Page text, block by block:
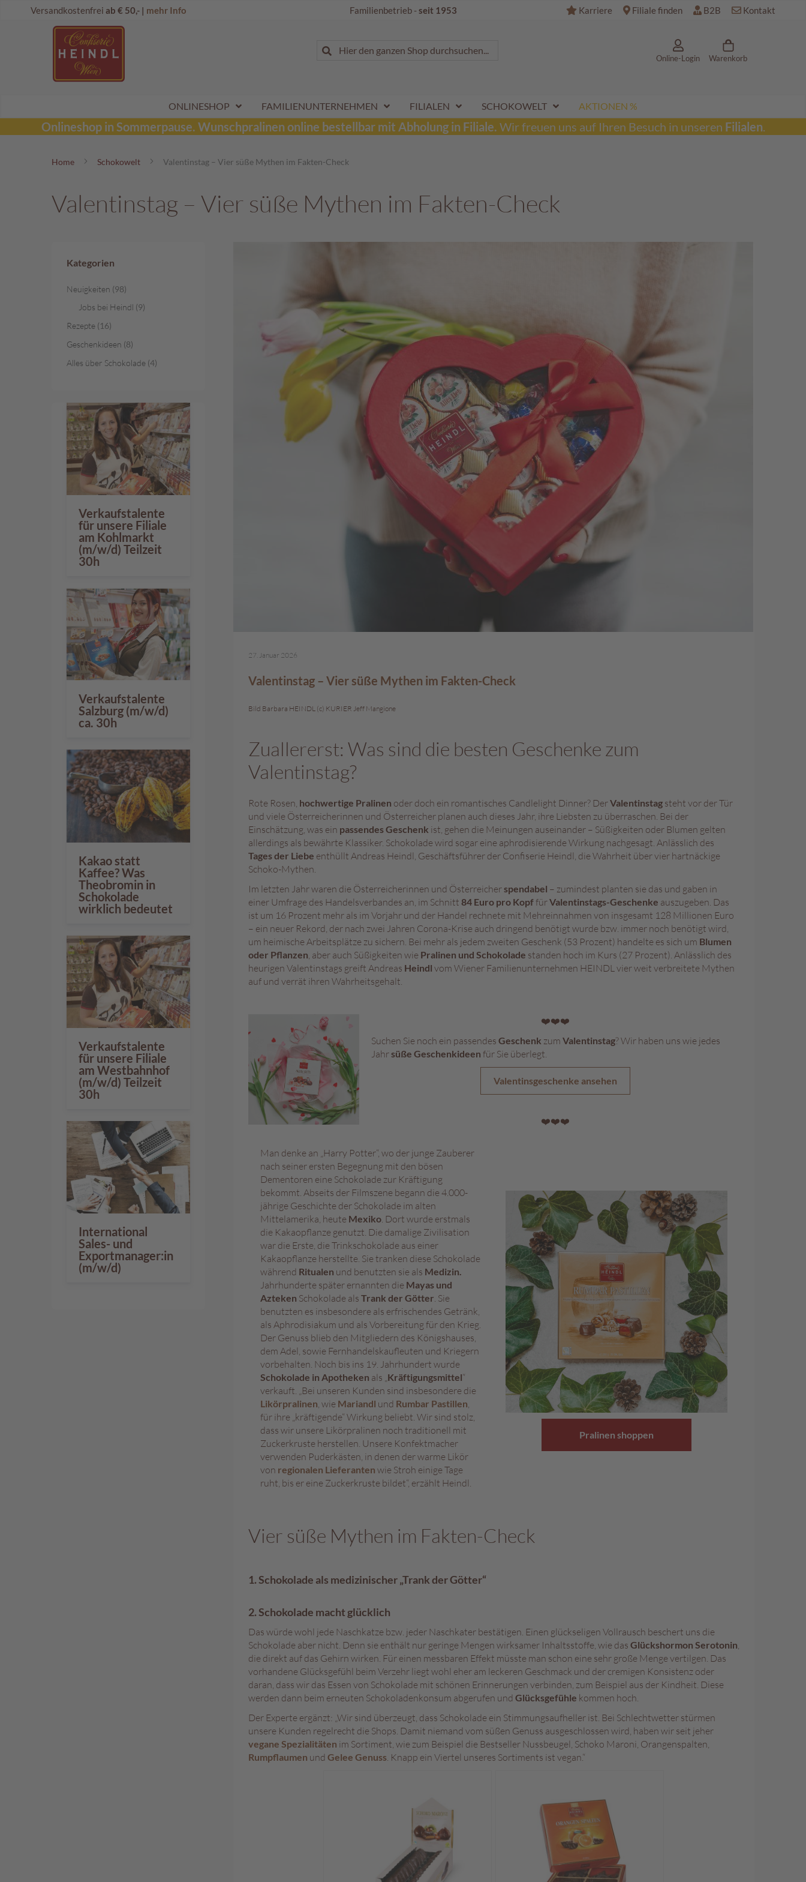
Versandkostenfrei ab € 50,- | mehr Info Familienbetrieb -seit 1953 Karriere Filiale finden B2B Kontakt
Hier den ganzen Shop durchsuchen...
Suche
Online-Login Warenkorb
Onlineshop
Schokolade
Wunschpraline
Sommerpralinen
Österreichische
Großpackungen
Familienunternehmen
ONLINESHOP FAMILIENUNTERNEHMEN FILIALEN SCHOKOWELT AKTIONEN %
Onlineshop in Sommerpause. Wunschpralinen online bestellbar mit Abholung in Filiale. Wir freuen uns auf Ihren Besuch in unseren Filialen.
Home Schokowelt Valentinstag – Vier süße Mythen im Fakten-Check
Valentinstag – Vier süße Mythen im Fakten-Check
27. Januar 2026
Valentinstag – Vier süße Mythen im Fakten-Check
Bild Barbara HEINDL (c) KURIER Jeff Mangione
Zuallererst: Was sind die besten Geschenke zum
Valentinstag?
Rote Rosen, hochwertige Pralinen oder doch ein romantisches Candlelight Dinner? DerValentinstagsteht vor der Tür
und viele Österreicherinnen und Österreicher planen auch dieses Jahr, ihre Liebsten zu überraschen. Bei der
Einschätzung, was ein passendes Geschenk ist, gehen die Meinungen auseinander – Süßigkeiten oder Blumen gelten
allerdings als bewährte Klassiker. Schokolade wird sogar eine aphrodisierende Wirkung nachgesagt. Anlässlich des
Tages der Liebe enthüllt Andreas Heindl, Geschäftsführer der Confiserie Heindl, die Wahrheit über vier hartnäckige
Schoko-Mythen.
Im letzten Jahr waren die Österreicherinnen und Österreicherspendabel – zumindest planten sie das und gaben in
einer Umfrage des Handelsverbandes an, im Schnitt 84 Euro pro KopffürValentinstags-Geschenke auszugeben. Das
ist um 16 Prozent mehr als im Vorjahr und der Handel rechnete mit Mehreinnahmen von insgesamt 128 Millionen Euro
– ein neuer Rekord, der nach zwei Jahren Corona-Krise auch dringend benötigt wurde bzw. immer noch benötigt wird,
um heimische Arbeitsplätze zu sichern. Bei mehr als jedem zweiten Geschenk (53 Prozent) handelte es sich um Blumen
oder Pflanzen , aber auch Süßigkeiten wie Pralinen und Schokolade standen hoch im Kurs (27 Prozent). Anlässlich des
heurigen Valentinstags greift Andreas Heindl vom Wiener Familienunternehmen HEINDL vier weit verbreitete Mythen
auf und verrät ihren Wahrheitsgehalt.
❤️❤️❤️
Suchen Sie noch ein passendes Geschenk zum Valentinstag? Wir haben uns wie jedes
Jahrsüße Geschenkideen für Sie überlegt.
Valentinsgeschenke ansehen
❤️❤️❤️
Man denke an „Harry Potter“, wo der junge Zauberer
nach seiner ersten Begegnung mit den bösen
Dementoren eine Schokolade zur Kräftigung
bekommt. Abseits der Filmszene begann die 4.000-
jährige Geschichte der Schokolade im alten
Mittelamerika, heute Mexiko. Dort wurde erstmals
die Kakaopflanze genutzt. Die damalige Zivilisation
war die Erste, die Trinkschokolade aus einer
Kakaopflanze herstellte. Sie tranken diese Schokolade
während Ritualen und benutzten sie als Medizin.
Jahrhunderte später ernannten die Mayas und
Azteken Schokolade als Trank der Götter . Sie
benutzten es insbesondere als erfrischendes Getränk,
als Aphrodisiakum und als Vorbereitung für den Krieg.
Der Genuss blieb den Mitgliedern des Königshauses,
dem Adel, sowie Fernhandelskaufleuten und Kriegern
vorbehalten. Noch bis ins 19. Jahrhundert wurde
Schokolade in Apotheken als „ Kräftigungsmittel“
verkauft. „Bei unseren Kunden sind insbesondere die
Likörpralinen , wie Mariandl und Rumbar Pastillen
für ihre „kräftigende“ Wirkung beliebt. Wir sind stolz,
dass wir unsere Likörpralinen noch traditionell mit
Zuckerkruste herstellen. Unsere Konfektmacher
verwenden Puderkästen, in denen der warme Likör
von regionalen Lieferanten wie Stroh einige Tage
ruht, bis er eine Zuckerkruste bildet“, erzählt Heindl.
Pralinen shoppen
Vier süße Mythen im Fakten-Check
1. Schokolade als medizinischer „Trank der Götter“
2. Schokolade macht glücklich
Das würde wohl jede Naschkatze bzw. jeder Naschkater bestätigen. Einen glückseligen Vollrausch beschert uns die
Schokolade aber nicht. Denn sie enthält nur geringe Mengen wirksamer Inhaltsstoffe, wie das Glückshormon Serotonin,
die direkt auf das Gehirn wirken. Für einen messbaren Effekt müsste man schon eine sehr große Menge vertilgen. Das
vorhandene Glücksgefühl beim Verzehr liegt wohl eher am leckeren Geschmack und der cremigen Konsistenz oder
daran, dass wir das Essen von Schokolade mit schönen Erinnerungen verbinden, zum Beispiel aus der Kindheit. Diese
werden dann beim erneuten Schokoladenkonsum abgerufen und Glücksgefühle kommen hoch.
Der Experte ergänzt: „Wir sind überzeugt, dass Schokolade ein Stimmungsaufheller ist. Bei Schlechtwetter stürmen
unsere Kunden regelrecht die Shops. Damit niemand vom süßen Genuss ausgeschlossen wird, haben wir seit jeher
vegane Spezialitäten im Sortiment, wie zum Beispiel die Bestseller Nussbeugel, Schoko Maroni, Orangenspalten,
Rumpflaumen und Gelee Genuss. Knapp ein Viertel unseres Sortiments ist vegan.“
Kategorien
Neuigkeiten (98)
Jobs bei Heindl (9)
Rezepte (16)
Geschenkideen (8)
Alles über Schokolade (4)
Verkaufstalente
für unsere Filiale
am Kohlmarkt
(m/w/d) Teilzeit
30h
Verkaufstalente
Salzburg (m/w/d)
ca. 30h
Kakao statt
Kaffee? Was
Theobromin in
Schokolade
wirklich bedeutet
Verkaufstalente
für unsere Filiale
am Westbahnhof
(m/w/d) Teilzeit
30h
International
Sales- und
Exportmanager:in
(m/w/d)